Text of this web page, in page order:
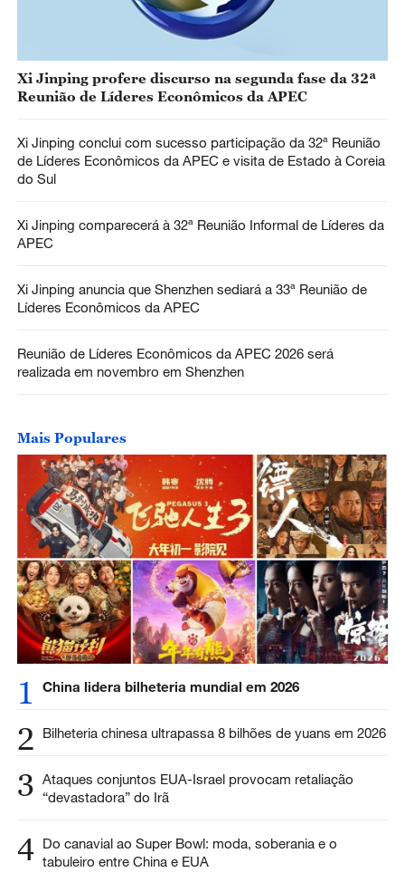
Xi Jinping profere discurso na segunda fase da 32ª
Reunião de Líderes Econômicos da APEC
Xi Jinping conclui com sucesso participação da 32ª Reunião
de Líderes Econômicos da APEC e visita de Estado à Coreia
do Sul
Xi Jinping comparecerá à 32ª Reunião Informal de Líderes da
APEC
Xi Jinping anuncia que Shenzhen sediará a 33ª Reunião de
Líderes Econômicos da APEC
Reunião de Líderes Econômicos da APEC 2026 será
realizada em novembro em Shenzhen
Mais Populares
1 China lidera bilheteria mundial em 2026
2 Bilheteria chinesa ultrapassa 8 bilhões de yuans em 2026
3 Ataques conjuntos EUA-Israel provocam retaliação
“devastadora” do Irã
4 Do canavial ao Super Bowl: moda, soberania e o
tabuleiro entre China e EUA